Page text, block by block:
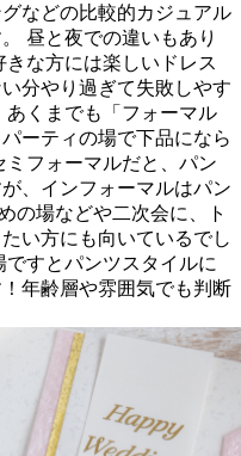
などの比較的カジュアル
昼と夜での違いもあり
な方には楽しいドレス
分やり過ぎて失敗しやす
くまでも「フォーマル
ーティの場で下品になら
フォーマルだと、パン
、インフォーマルはパン
の場などや二次会に、ト
い方にも向いているでし
すとパンツスタイルに
年齢層や雰囲気でも判断